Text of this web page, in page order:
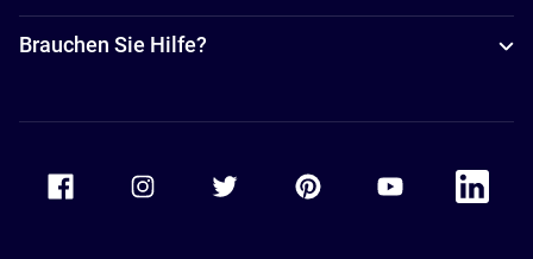
Brauchen Sie Hilfe?
Accor Facebook Accor TwitterAccor PinterestAccor Youtube
Accor